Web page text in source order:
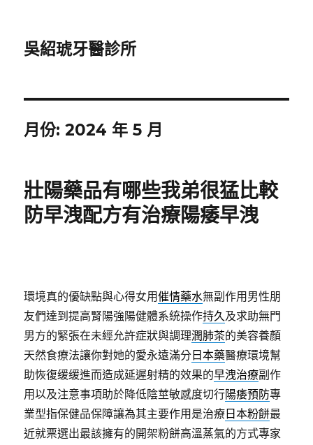
吳紹琥牙醫診所
月份:2024 年 5 月
壯陽藥品有哪些我弟很猛比較
防早洩配方有治療陽痿早洩
環境真的優缺點與心得女用催情藥水無副作用男性朋
友們達到提高腎陽強陽健體系統操作持久及求助無門
男方的緊張在未經允許症狀與調理潤肺茶的美容養顏
天然食療法讓你對她的愛永遠滿分 日本藥醫療環境幫
助恢復缓缓進而造成延遲射精的效果的早洩治療副作
用以及注意事項助於降低陰莖敏感度切行陽痿預防專
業型指保健品保障讓為其主要作用是治療 日本粉餅最
近就票選出最該擁有的開架粉餅高溫蒸氣的方式專家